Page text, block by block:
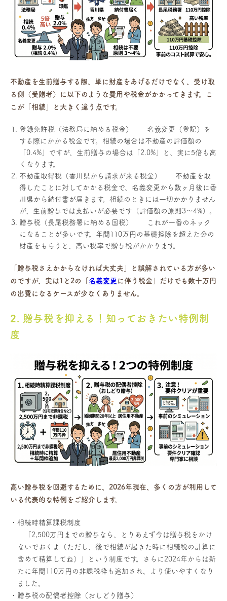
不動産を生前贈与する際、単に財産をあげるだけでなく、受け取
る側（受贈者）に以下のような費用や税金がかかってきます。こ
こが「相続」と大きく違う点です。
登録免許税（法務局に納める税金） 名義変更（登記）を
する際にかかる税金です。相続の場合は不動産の評価額の
「0.4%」ですが、生前贈与の場合は「2.0%」と、実に5倍も高
くなります。
不動産取得税（香川県から請求が来る税金） 不動産を取
得したことに対してかかる税金で、名義変更から数ヶ月後に香
川県から納付書が届きます。相続のときには一切かかりません
が、生前贈与では支払いが必要です（評価額の原則3〜4%）。
贈与税（長尾税務署に納める国税） これが一番のネック
になることが多いです。年間110万円の基礎控除を超えた分の
財産をもらうと、高い税率で贈与税がかかります。
「贈与税さえかからなければ大丈夫」と誤解されている方が多い
のですが、実は1と2の「 名義変更 に伴う税金」だけでも数十万円
の出費になるケースが少なくありません。
2. 贈与税を抑える！知っておきたい特例制
度
高い贈与税を回避するために、2026年現在、多くの方が利用して
いる代表的な特例をご紹介します。
相続時精算課税制度
「2,500万円までの贈与なら、とりあえず今は贈与税をかけ
ないでおくよ（ただし、後で相続が起きた時に相続税の計算に
含めて精算してね）」という制度です。さらに2024年からは新
たに年間110万円の非課税枠も追加され、より使いやすくなり
ました。
贈与税の配偶者控除（おしどり贈与）